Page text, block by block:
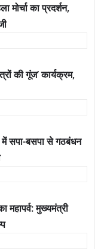
मोर्चा का प्रदर्शन,
की गूंज’ कार्यक्रम,
में सपा-बसपा से गठबंधन
मुख्यमंत्री